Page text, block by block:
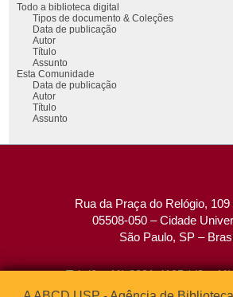
Todo a biblioteca digital
Tipos de documento & Coleções
Data de publicação
Autor
Título
Assunto
Esta Comunidade
Data de publicação
Autor
Título
Assunto
Rua da Praça do Relógio,
05508-050 – Cidade
São Paulo, SP –
Tel: (0xx11) 3091-4195 /
Fax: (0xx11) 3091-